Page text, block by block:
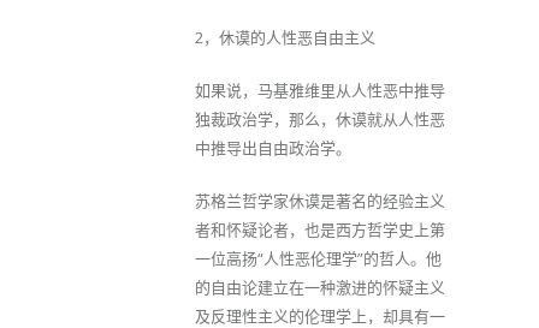
2，休谟的人性恶自由主义
如果说，马基雅维里从人性恶中推导
独裁政治学，那么，休谟就从人性恶
中推导出自由政治学。
苏格兰哲学家休谟是著名的经验主义
者和怀疑论者，也是西方哲学史上第
一位高扬“人性恶伦理学”的哲人。他
的自由论建立在一种激进的怀疑主义
及反理性主义的伦理学上，却具有一